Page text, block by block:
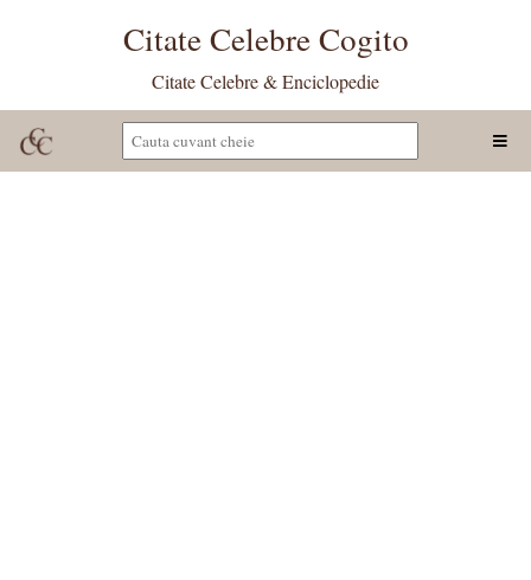
Citate Celebre Cogito
Citate Celebre & Enciclopedie